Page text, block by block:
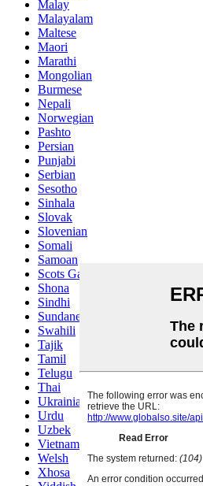
Malay
Malayalam
Maltese
Maori
Marathi
Mongolian
Burmese
Nepali
Norwegian
Pashto
Persian
Punjabi
Serbian
Sesotho
Sinhala
Slovak
Slovenian
Somali
Samoan
Scots Gaelic
Shona
Sindhi
Sundanese
Swahili
Tajik
Tamil
Telugu
Thai
Ukrainian
Urdu
Uzbek
Vietnamese
Welsh
Xhosa